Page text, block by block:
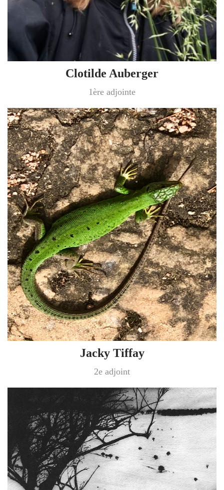
Clotilde Auberger
1ère adjointe
Jacky Tiffay
2e adjoint